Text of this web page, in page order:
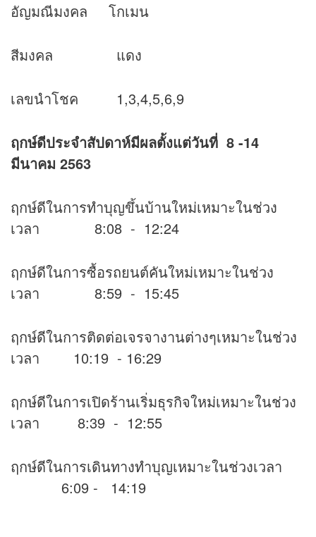
อัญมณีมงคล โกเมน
สีมงคล แดง
เลขนำโชค 1,3,4,5,6,9
ฤกษ์ดีประจำสัปดาห์มีผลตั้งแต่วันที่ 8 -14
มีนาคม 2563
ฤกษ์ดีในการทำบุญขึ้นบ้านใหม่เหมาะในช่วง
เวลา 8:08 - 12:24
ฤกษ์ดีในการซื้อรถยนต์คันใหม่เหมาะในช่วง
เวลา 8:59 - 15:45
ฤกษ์ดีในการติดต่อเจรจางานต่างๆเหมาะในช่วง
เวลา 10:19 - 16:29
ฤกษ์ดีในการเปิดร้านเริ่มธุรกิจใหม่เหมาะในช่วง
เวลา 8:39 - 12:55
ฤกษ์ดีในการเดินทางทำบุญเหมาะในช่วงเวลา
6:09 - 14:19